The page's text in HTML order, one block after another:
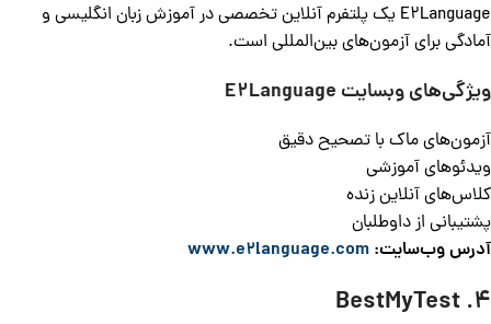
E2Language یک پلتفرم آنلاین تخصصی در آموزش زبان انگلیسی و
آمادگی برای آزمون‌های بین‌المللی است.
ویژگی‌های وبسایت E2Language
آزمون‌های ماک با تصحیح دقیق
ویدئوهای آموزشی
کلاس‌های آنلاین زنده
پشتیبانی از داوطلبان
آدرس وب‌سایت: www.e2language.com
4. BestMyTest